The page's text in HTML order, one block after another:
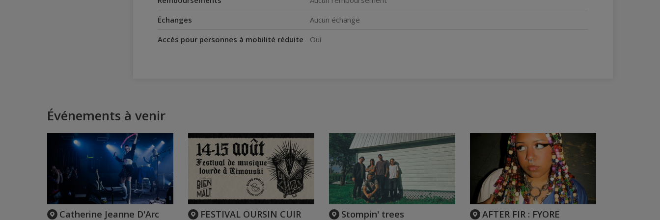
Échanges
Aucun échange
Accès pour personnes à mobilité réduite
Oui
Événements à venir
Catherine Jeanne D'Arc FESTIVAL OURSIN CUIR Stompin' trees AFTER FIR : FYORE